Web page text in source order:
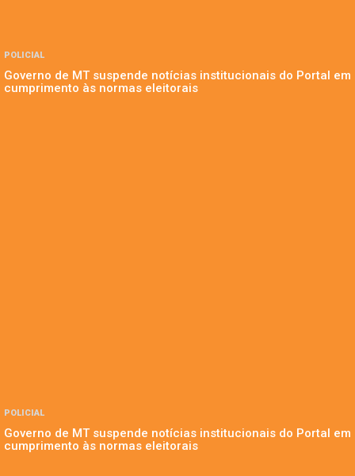
POLICIAL
Governo de MT suspende notícias institucionais do Portal em
cumprimento às normas eleitorais
POLICIAL
Governo de MT suspende notícias institucionais do Portal em
cumprimento às normas eleitorais